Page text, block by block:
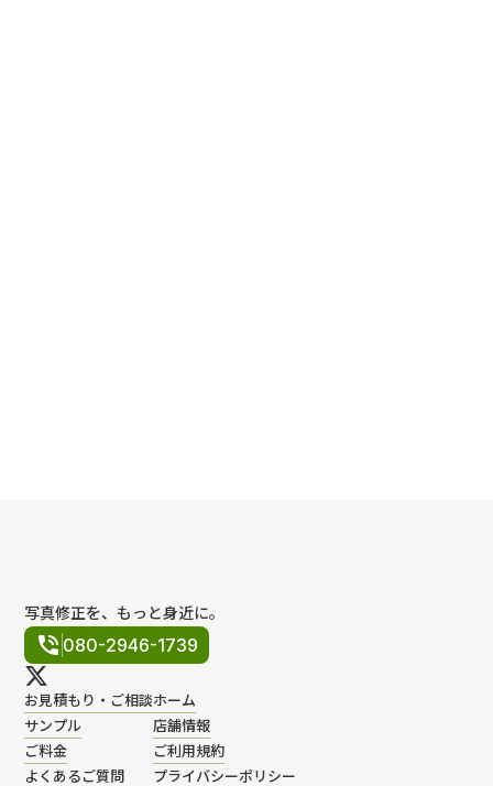
写真修正を、もっと身近に。
phone_in_talk 080-2946-1739
お見積もり・ご相談
サンプル
ご料金
よくあるご質問
ホーム
店舗情報
ご利用規約
プライバシーポリシー